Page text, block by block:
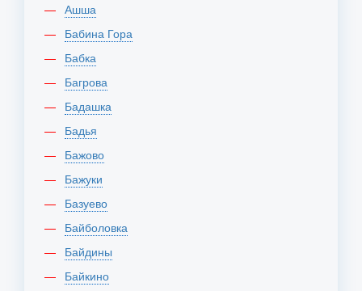
Ашша
Бабина Гора
Бабка
Багрова
Бадашка
Бадья
Бажово
Бажуки
Базуево
Байболовка
Байдины
Байкино